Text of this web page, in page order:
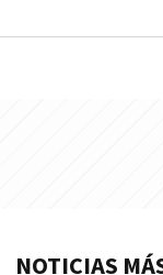
NOTICIAS